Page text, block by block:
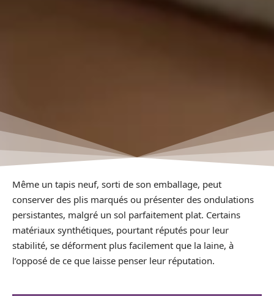
Même un tapis neuf, sorti de son emballage, peut
conserver des plis marqués ou présenter des ondulations
persistantes, malgré un sol parfaitement plat. Certains
matériaux synthétiques, pourtant réputés pour leur
stabilité, se déforment plus facilement que la laine, à
l’opposé de ce que laisse penser leur réputation.